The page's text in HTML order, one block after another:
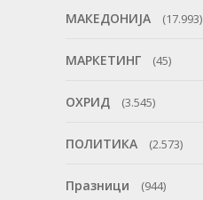
МАКЕДОНИЈА (17.993)
МАРКЕТИНГ (45)
ОХРИД (3.545)
ПОЛИТИКА (2.573)
Празници (944)